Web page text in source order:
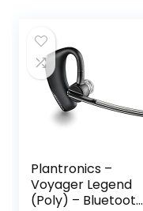
Plantronics –
Voyager Legend
(Poly) – Bluetooth